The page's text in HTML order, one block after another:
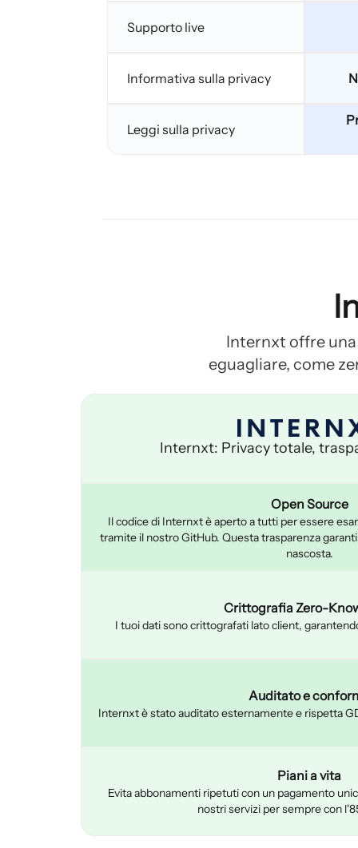
Supporto live
Informativa sulla privacy
Leggi sulla privacy
Internxt offre una
eguagliare, come
Internxt: Privacy totale,
Open Source
Il codice di Internxt è aperto a tutti per essere
tramite il nostro GitHub. Questa trasparenza
nascosta.
Crittografia Zero-
I tuoi dati sono crittografati lato client,
Auditato e
Internxt è stato auditato esternamente e rispetta
Piani a vita
Evita abbonamenti ripetuti con un pagamento
nostri servizi per sempre con